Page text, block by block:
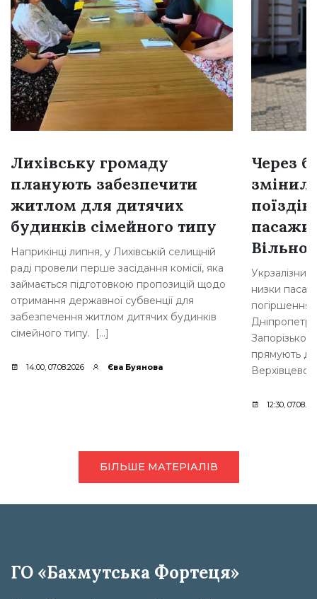
Лихівську громаду
планують забезпечити
житлом для дитячих
будинків сімейного типу
Наприкінці липня, у Лихівській селищній
раді провели перше засідання комісії, яка
займається підготовкою пропозицій щодо
отримання державної субвенції для
забезпечення житлом дитячих будинків
сімейного типу. […]
14:00, 07.08.2026 Єва Буянова
Через
низки
погіршення
прямують до
12:30,
БІЛЬШЕ МАТЕРІАЛІВ
ГО «Бахмутська Фортеця»